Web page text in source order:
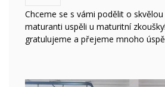
Chceme se s vámi podělit o skvělou
maturanti uspěli u maturitní
gratulujeme a přejeme mnoho